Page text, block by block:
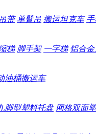
带 单臂吊 搬运坦克车
梯 脚手架 一字梯 铝合
油桶搬运车
脚型塑料托盘 网格双面